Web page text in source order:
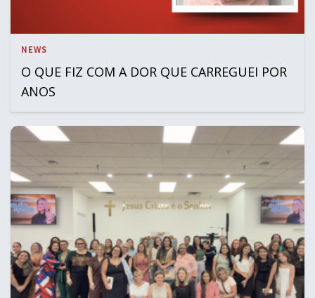
NEWS
O QUE FIZ COM A DOR QUE CARREGUEI POR
ANOS